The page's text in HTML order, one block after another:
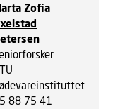
Zofia
88 75 41